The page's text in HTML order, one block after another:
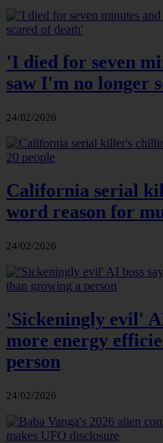
'I died for seven
saw I'm no longer
24/02/2026
California serial
word reason for
24/02/2026
'Sickeningly evil'
more energy
person
24/02/2026